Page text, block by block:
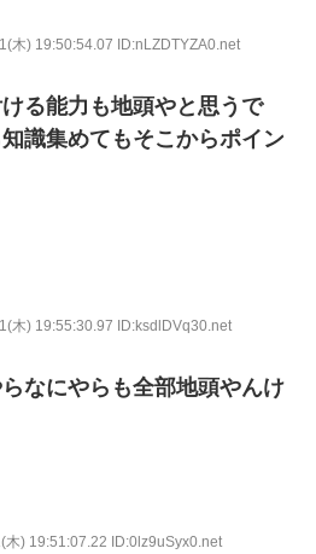
木) 19:50:54.07 ID:nLZDTYZA0.net
る能力も地頭やと思うで
識集めてもそこからポイン
木) 19:55:30.97 ID:ksdlDVq30.net
なにやらも全部地頭やんけ
木) 19:51:07.22 ID:0lz9uSyx0.net